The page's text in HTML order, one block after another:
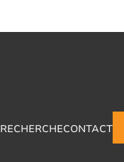
RECHERCHECONTACT